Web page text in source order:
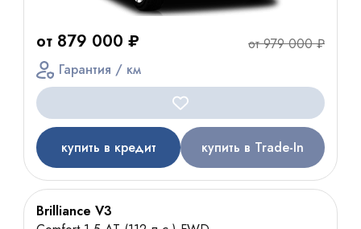
от 879 000 ₽
от 979 000 ₽
Гарантия / км
купить в кредит купить в Trade-In
Brilliance V3